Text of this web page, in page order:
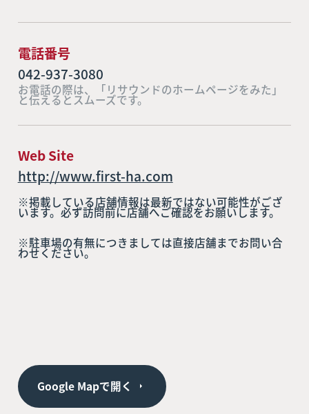
電話番号
042-937-3080
お電話の際は、「リサウンドのホームページをみた」
と伝えるとスムーズです。
Web Site
http://www.first-ha.com
※掲載している店舗情報は最新ではない可能性がござ
います。必ず訪問前に店舗へご確認をお願いします。
※駐車場の有無につきましては直接店舗までお問い合
わせください。
Google Mapで開く